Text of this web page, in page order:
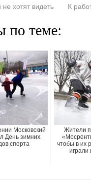
хотят видеть
К
по теме:
Московский
День зимних
спорта
Жители
чтобы в их
играли